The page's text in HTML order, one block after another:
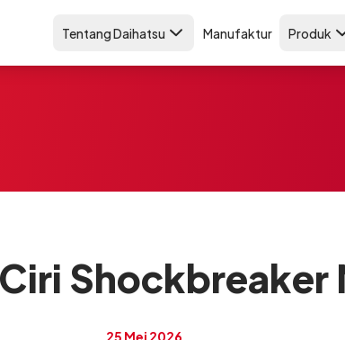
Tentang Daihatsu Manufaktur Produk
25 Mei 2026